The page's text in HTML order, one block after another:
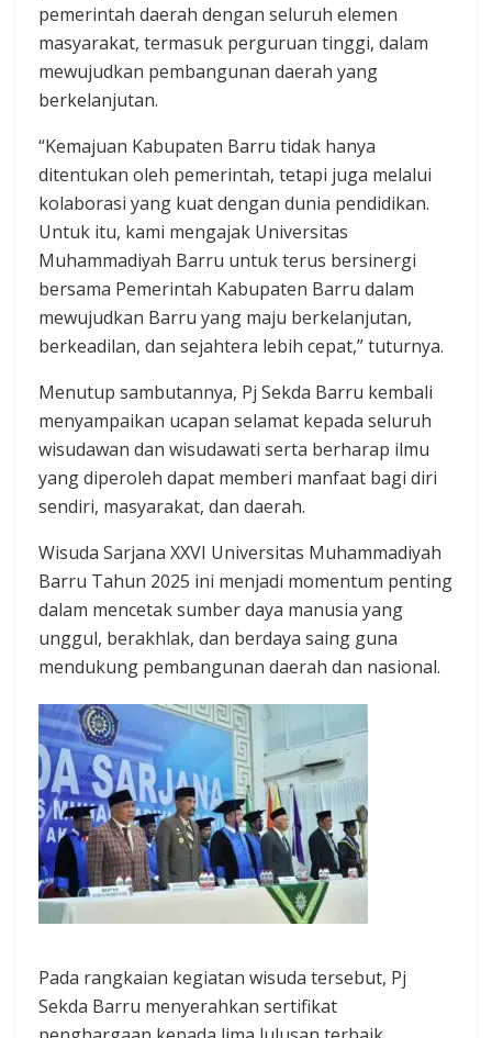
pemerintah daerah dengan seluruh elemen
masyarakat, termasuk perguruan tinggi, dalam
mewujudkan pembangunan daerah yang
berkelanjutan.
“Kemajuan Kabupaten Barru tidak hanya
ditentukan oleh pemerintah, tetapi juga melalui
kolaborasi yang kuat dengan dunia pendidikan.
Untuk itu, kami mengajak Universitas
Muhammadiyah Barru untuk terus bersinergi
bersama Pemerintah Kabupaten Barru dalam
mewujudkan Barru yang maju berkelanjutan,
berkeadilan, dan sejahtera lebih cepat,” tuturnya.
Menutup sambutannya, Pj Sekda Barru kembali
menyampaikan ucapan selamat kepada seluruh
wisudawan dan wisudawati serta berharap ilmu
yang diperoleh dapat memberi manfaat bagi diri
sendiri, masyarakat, dan daerah.
Wisuda Sarjana XXVI Universitas Muhammadiyah
Barru Tahun 2025 ini menjadi momentum penting
dalam mencetak sumber daya manusia yang
unggul, berakhlak, dan berdaya saing guna
mendukung pembangunan daerah dan nasional.
Pada rangkaian kegiatan wisuda tersebut, Pj
Sekda Barru menyerahkan sertifikat